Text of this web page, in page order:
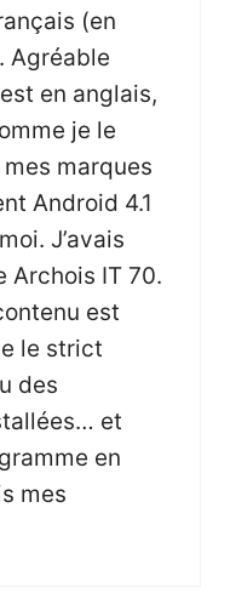
(en
Agréable
en anglais,
je le
marques
Android 4.1
J’avais
Archois IT 70.
est
le strict
des
et
en
mes